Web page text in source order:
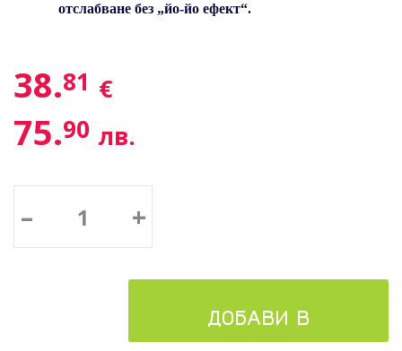
отслабване без „йо-йо ефект“.
38.81 €
75.90 лв.
– +
ДОБАВИ В